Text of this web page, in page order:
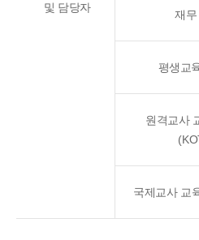
및 담당자
재무
평생교
원격교사
국제교사 교